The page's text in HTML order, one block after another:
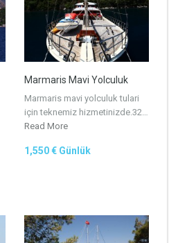
Marmaris Mavi Yolculuk
Marmaris mavi yolculuk tulari
için teknemiz hizmetinizde.32…
Read More
1,550 € Günlük